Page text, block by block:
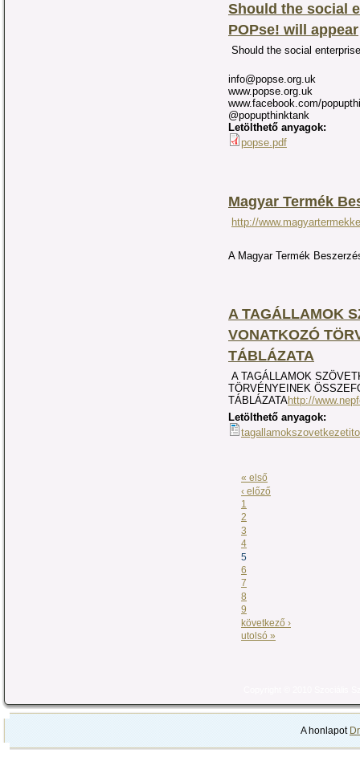
Should the social
POPse! will appear
Should the social
info@popse.org.uk
www.popse.org.uk
www.facebook.com/
@popupthinktank
Letölthető anyagok:
popse.pdf
Magyar Termék
http://
A Magyar Termék
A TAGÁLLAMOK
VONATKOZÓ
TÁBLÁZATA
A TAGÁLLAMOK
TÖRVÉNYEINEK
TÁBLÁZATAhttp://
Letölthető anyagok:
« első
‹ előző
1
2
3
4
5
6
7
8
9
következő ›
utolsó »
A honlapot